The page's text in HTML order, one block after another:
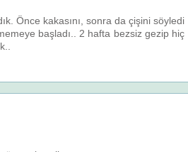
Önce kakasını, sonra da çişini söyledi
başladı.. 2 hafta bezsiz gezip hiç